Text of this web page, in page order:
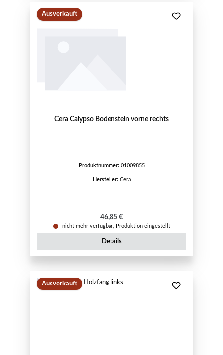
Ausverkauft
Cera Calypso Bodenstein vorne rechts
Produktnummer: 01009855
Hersteller: Cera
Regulärer Preis:
46,85 €
nicht mehr verfügbar, Produktion eingestellt
Details
Ausverkauft